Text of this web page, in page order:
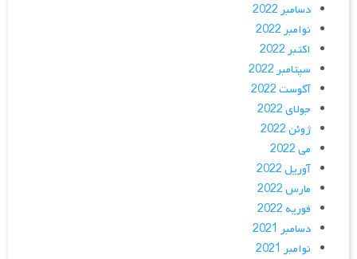
دسامبر 2022
نوامبر 2022
اکتبر 2022
سپتامبر 2022
آگوست 2022
جولای 2022
ژوئن 2022
می 2022
آوریل 2022
مارس 2022
فوریه 2022
دسامبر 2021
نوامبر 2021